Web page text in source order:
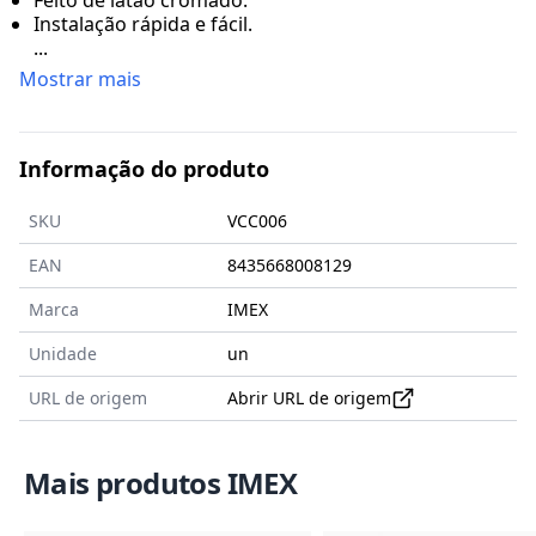
Instalação rápida e fácil.
...
Mostrar mais
Informação do produto
SKU
VCC006
EAN
8435668008129
Marca
IMEX
Unidade
un
URL de origem
Abrir URL de origem
Mais produtos IMEX